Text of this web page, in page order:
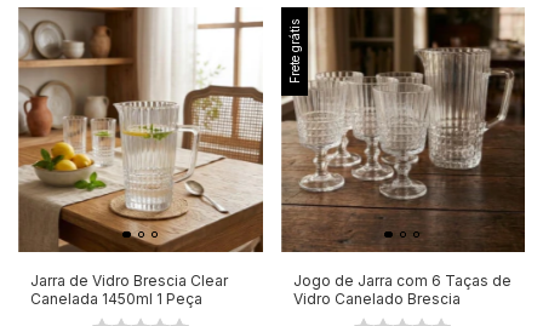
Jarra de Vidro Brescia Clear
Canelada 1450ml 1 Peça
Frete grátis
Jogo de Jarra com 6 Taças de
Vidro Canelado Brescia